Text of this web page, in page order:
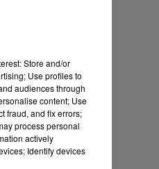
Store and/or
Use profiles to
audiences through
content; Use
fraud, and fix errors;
process personal
actively
Identify devices